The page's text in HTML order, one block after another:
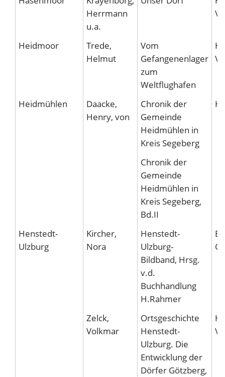
Herrmann
u.a.
Heidmoor
Trede,
Helmut
Vom
Gefangenenlager
zum
Weltflughafen
Heidmühlen
Daacke,
Henry, von
Chronik der
Gemeinde
Heidmühlen in
Kreis Segeberg
Chronik der
Gemeinde
Heidmühlen in
Kreis Segeberg,
Bd.II
Henstedt-
Ulzburg
Kircher,
Nora
Henstedt-
Ulzburg-
Bildband, Hrsg.
v.d.
Buchhandlung
H.Rahmer
Zelck,
Volkmar
Ortsgeschichte
Henstedt-
Ulzburg. Die
Entwicklung der
Dörfer Götzberg,